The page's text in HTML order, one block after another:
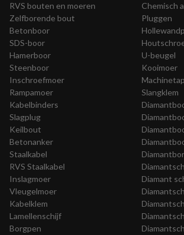
RVS bouten en moeren
Zelfborende bout
Betonboor
SDS-boor
Hamerboor
Steenboor
Chemisch
Pluggen
U-beugel
Kooimoer
Inschroefmoer
Rampamoer
Kabelbinders
Slagplug
Keilbout
Betonanker
Staalkabel
RVS Staalkabel
Inslagmoer
Vleugelmoer
Kabelklem
Lamellenschijf
Borgpen
Machinetap
Slangklem
Diamant